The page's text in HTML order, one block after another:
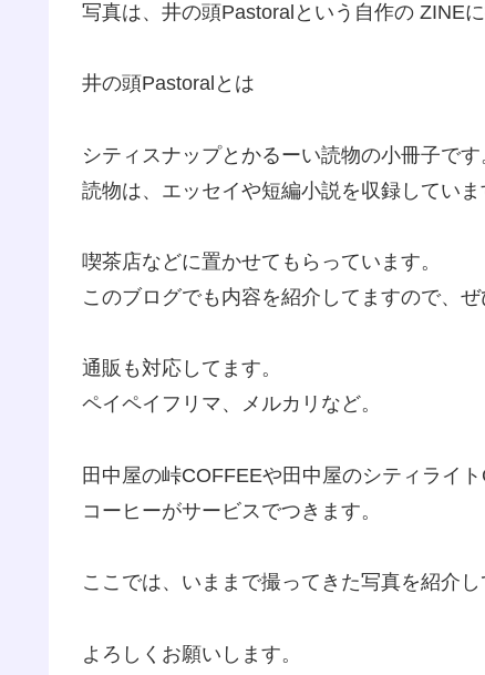
写真は、井の頭Pastoralという自作の ZINEに
井の頭Pastoralとは
シティスナップとかるーい読物の小冊子です
読物は、エッセイや短編小説を収録していま
喫茶店などに置かせてもらっています。
このブログでも内容を紹介してますので、ぜ
通販も対応してます。
ペイペイフリマ、メルカリなど。
田中屋の峠COFFEEや田中屋のシティライ
コーヒーがサービスでつきます。
ここでは、いままで撮ってきた写真を紹介し
よろしくお願いします。